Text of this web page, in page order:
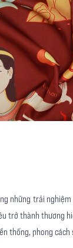
những trải
trở thành thương
thống, phong cách